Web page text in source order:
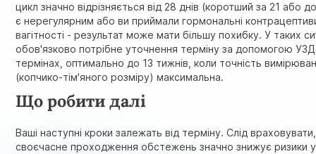
цикл значно відрізняється від 28 днів (коротший за 21 або
є нерегулярним або ви приймали гормональні
вагітності - результат може мати більшу похибку. У таких
обов'язково потрібне уточнення терміну за допомогою УЗД
термінах, оптимально до 13 тижнів, коли точність
(копчико-тім'яного розміру) максимальна.
Що робити далі
Ваші наступні кроки залежать від терміну. Слід
своєчасне проходження обстежень значно знижує ризики